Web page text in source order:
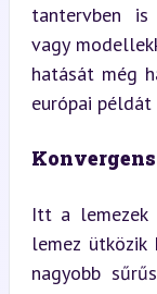
tantervben
vagy
hatását még
európai
Itt a lemezek
lemez
nagyobb